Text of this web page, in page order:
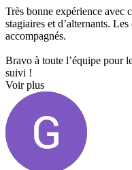
Très bonne expérience avec
stagiaires et d’alternants.
accompagnés.
Bravo à toute l’équipe pour
suivi !
Voir plus